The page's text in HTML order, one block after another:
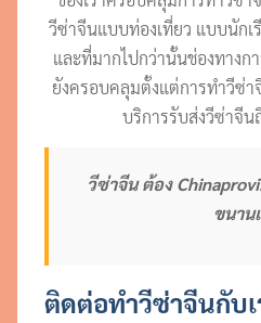
วีซ่าจีนแบบท่องเที่ยว แบบนัก
และที่มากไปกว่านั้นช่องทางก
ยังครอบคลุมตั้งแต่การทำวีซ่
บริการรับส่งวีซ่าจี
วีซ่าจีน ต้อง
ขนาน
ติดต่อทำวีซ่าจีนกับเ